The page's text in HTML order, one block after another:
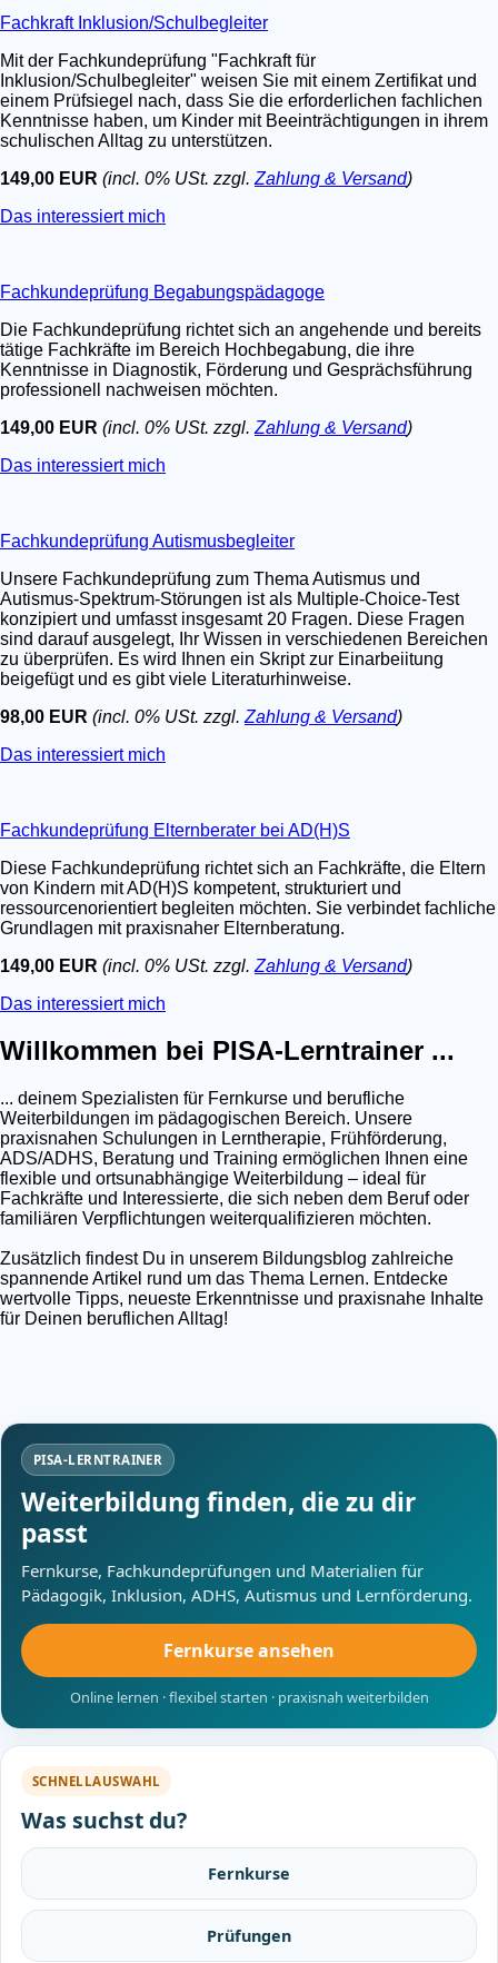
Fachkraft Inklusion/Schulbegleiter
Mit der Fachkundeprüfung "Fachkraft für
Inklusion/Schulbegleiter" weisen Sie mit einem Zertifikat und
einem Prüfsiegel nach, dass Sie die erforderlichen fachlichen
Kenntnisse haben, um Kinder mit Beeinträchtigungen in ihrem
schulischen Alltag zu unterstützen.
149,00 EUR (incl. 0% USt. zzgl. Zahlung & Versand)
Das interessiert mich
Fachkundeprüfung Begabungspädagoge
Die Fachkundeprüfung richtet sich an angehende und bereits
tätige Fachkräfte im Bereich Hochbegabung, die ihre
Kenntnisse in Diagnostik, Förderung und Gesprächsführung
professionell nachweisen möchten.
149,00 EUR (incl. 0% USt. zzgl. Zahlung & Versand)
Das interessiert mich
Fachkundeprüfung Autismusbegleiter
Unsere Fachkundeprüfung zum Thema Autismus und
Autismus-Spektrum-Störungen ist als Multiple-Choice-Test
konzipiert und umfasst insgesamt 20 Fragen. Diese Fragen
sind darauf ausgelegt, Ihr Wissen in verschiedenen Bereichen
zu überprüfen. Es wird Ihnen ein Skript zur Einarbeiitung
beigefügt und es gibt viele Literaturhinweise.
98,00 EUR (incl. 0% USt. zzgl. Zahlung & Versand)
Das interessiert mich
Fachkundeprüfung Elternberater bei AD(H)S
Diese Fachkundeprüfung richtet sich an Fachkräfte, die Eltern
von Kindern mit AD(H)S kompetent, strukturiert und
ressourcenorientiert begleiten möchten. Sie verbindet fachliche
Grundlagen mit praxisnaher Elternberatung.
149,00 EUR (incl. 0% USt. zzgl. Zahlung & Versand)
Das interessiert mich
Willkommen bei PISA-Lerntrainer ...
... deinem Spezialisten für Fernkurse und berufliche
Weiterbildungen im pädagogischen Bereich. Unsere
praxisnahen Schulungen in Lerntherapie, Frühförderung,
ADS/ADHS, Beratung und Training ermöglichen Ihnen eine
flexible und ortsunabhängige Weiterbildung – ideal für
Fachkräfte und Interessierte, die sich neben dem Beruf oder
familiären Verpflichtungen weiterqualifizieren möchten.
Zusätzlich findest Du in unserem Bildungsblog zahlreiche
spannende Artikel rund um das Thema Lernen. Entdecke
wertvolle Tipps, neueste Erkenntnisse und praxisnahe Inhalte
für Deinen beruflichen Alltag!
PISA-LERNTRAINER
Weiterbildung finden, die zu dir
passt
Fernkurse, Fachkundeprüfungen und Materialien für
Pädagogik, Inklusion, ADHS, Autismus und Lernförderung.
Fernkurse ansehen
Online lernen · flexibel starten · praxisnah weiterbilden
SCHNELLAUSWAHL
Was suchst du?
Fernkurse
Prüfungen